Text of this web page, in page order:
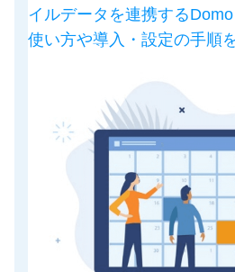
イルデータを連携する
使い方や導入・設定の手順